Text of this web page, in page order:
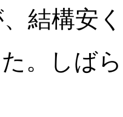
結構安
。しば